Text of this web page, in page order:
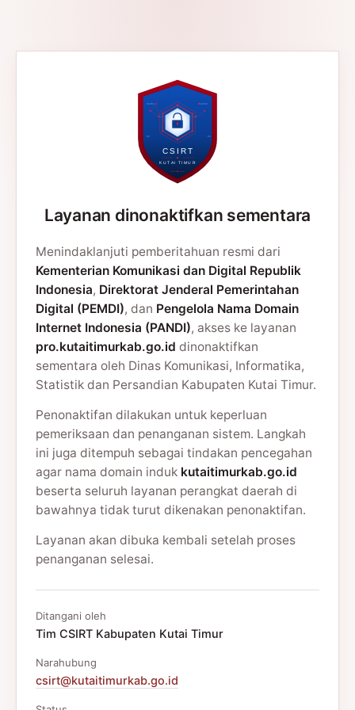
Layanan dinonaktifkan sementara
Menindaklanjuti pemberitahuan resmi dari
Kementerian Komunikasi dan Digital Republik
Indonesia, Direktorat Jenderal Pemerintahan
Digital (PEMDI), dan Pengelola Nama Domain
Internet Indonesia (PANDI), akses ke layanan
pro.kutaitimurkab.go.id dinonaktifkan
sementara oleh Dinas Komunikasi, Informatika,
Statistik dan Persandian Kabupaten Kutai Timur.
Penonaktifan dilakukan untuk keperluan
pemeriksaan dan penanganan sistem. Langkah
ini juga ditempuh sebagai tindakan pencegahan
agar nama domain induk kutaitimurkab.go.id
beserta seluruh layanan perangkat daerah di
bawahnya tidak turut dikenakan penonaktifan.
Layanan akan dibuka kembali setelah proses
penanganan selesai.
Ditangani oleh
Tim CSIRT Kabupaten Kutai Timur
Narahubung
csirt@kutaitimurkab.go.id